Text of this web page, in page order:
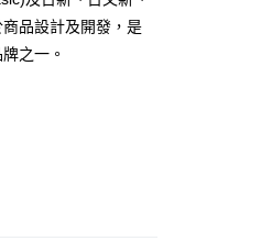
使用無須另外申請。
動跳轉到大哥付的交易
止日，確認付款後即
品設計及開發，是
之一。